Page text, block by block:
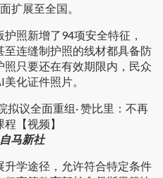
扩展至全国。
照新增了94项安全特征，
连缝制护照的线材都具备防
只要还在有效期限内，民众
化证件照片。
马新社
学途径，允许符合特定条件